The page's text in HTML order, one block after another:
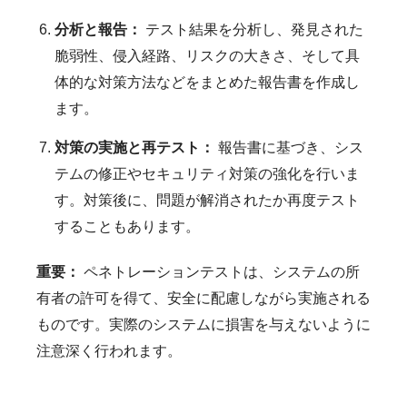
分析と報告：
テスト結果を分析し、発見された
脆弱性、侵入経路、リスクの大きさ、そして具
体的な対策方法などをまとめた報告書を作成し
ます。
対策の実施と再テスト： 報告書に基づき、シス
テムの修正やセキュリティ対策の強化を行いま
す。対策後に、問題が解消されたか再度テスト
することもあります。
重要： ペネトレーションテストは、システムの所
有者の許可を得て、安全に配慮しながら実施される
ものです。実際のシステムに損害を与えないように
注意深く行われます。